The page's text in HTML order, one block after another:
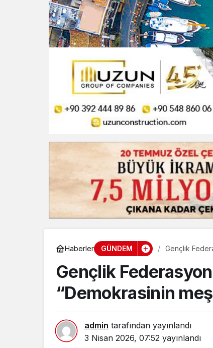
Haberler GÜNDEM Gençlik
Gençlik
“Demokrasinin
admin tarafından yayınlandı
3 Nisan 2026, 07:52 yayınlandı